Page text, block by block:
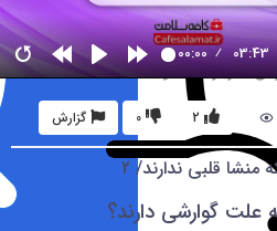
00:00 03:43
گزارش 0 2
قلبی ندارند/ 2
علت گوارشی دارند؟